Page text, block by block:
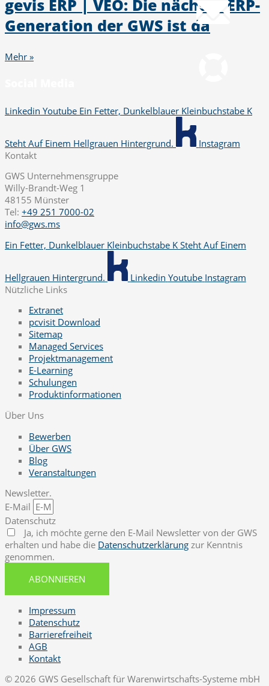
Fernwartung
gevis ERP | VEO: Die nächste ERP-
Generation der GWS ist da
Mehr »
Linkedin Youtube Ein Fetter, Dunkelblauer Kleinbuchstabe K
Steht Auf Einem Hellgrauen Hintergrund.
Instagram
Kontakt
GWS Unternehmensgruppe
Willy-Brandt-Weg 1
48155 Münster
Tel: +49 251 7000-02
info@gws.ms
Ein Fetter, Dunkelblauer Kleinbuchstabe K Steht Auf Einem
Hellgrauen Hintergrund. Linkedin Youtube Instagram
Nützliche Links
Extranet
pcvisit Download
Sitemap
Managed Services
Projektmanagement
E-Learning
Schulungen
Produktinformationen
Über Uns
Bewerben
Über GWS
Blog
Veranstaltungen
Newsletter.
E-Mail
Datenschutz
Ja, ich möchte gerne den E-Mail Newsletter von der GWS
erhalten und habe die Datenschutzerklärung zur Kenntnis
genommen.
ABONNIEREN
Impressum
Datenschutz
Barrierefreiheit
AGB
Kontakt
© 2026 GWS Gesellschaft für Warenwirtschafts-Systeme mbH